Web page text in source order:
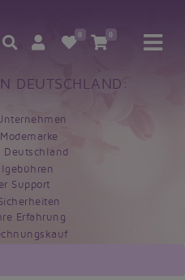
0 0
DEUTSCHLAND:
Deutschland
Support
Erfahrung